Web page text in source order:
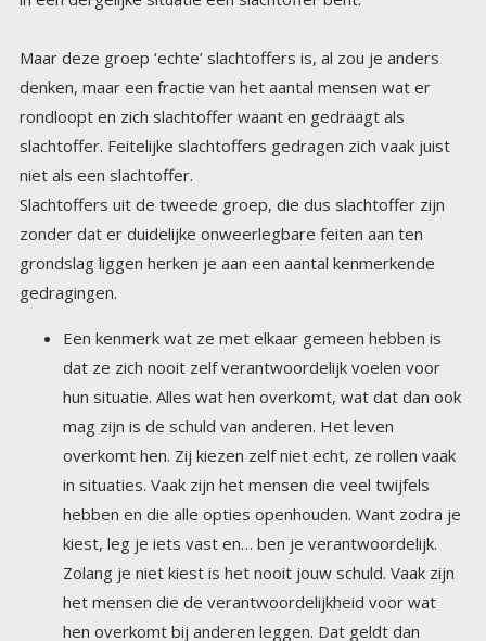
Maar deze groep ‘echte’ slachtoffers is, al zou je anders
denken, maar een fractie van het aantal mensen wat er
rondloopt en zich slachtoffer waant en gedraagt als
slachtoffer. Feitelijke slachtoffers gedragen zich vaak juist
niet als een slachtoffer.
Slachtoffers uit de tweede groep, die dus slachtoffer zijn
zonder dat er duidelijke onweerlegbare feiten aan ten
grondslag liggen herken je aan een aantal kenmerkende
gedragingen.
Een kenmerk wat ze met elkaar gemeen hebben is
dat ze zich nooit zelf verantwoordelijk voelen voor
hun situatie. Alles wat hen overkomt, wat dat dan ook
mag zijn is de schuld van anderen. Het leven
overkomt hen. Zij kiezen zelf niet echt, ze rollen vaak
in situaties. Vaak zijn het mensen die veel twijfels
hebben en die alle opties openhouden. Want zodra je
kiest, leg je iets vast en… ben je verantwoordelijk.
Zolang je niet kiest is het nooit jouw schuld. Vaak zijn
het mensen die de verantwoordelijkheid voor wat
hen overkomt bij anderen leggen. Dat geldt dan
vooral voor de dingen die zij als negatief ervaren.
Positieve ervaringen beschouwen ze soms dan wel